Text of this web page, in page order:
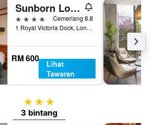
Sunborn London
4 bintang
Cemerlang 8.8
1 Royal Victoria Dock, London, United Kingdom
RM 600
Lihat
Tawaran
3 bintang
3 bintang